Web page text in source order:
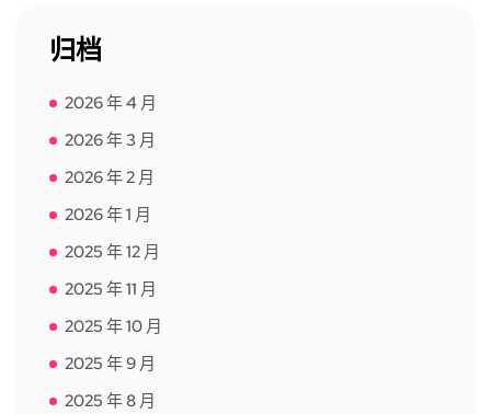
归档
2026 年 4 月
2026 年 3 月
2026 年 2 月
2026 年 1 月
2025 年 12 月
2025 年 11 月
2025 年 10 月
2025 年 9 月
2025 年 8 月